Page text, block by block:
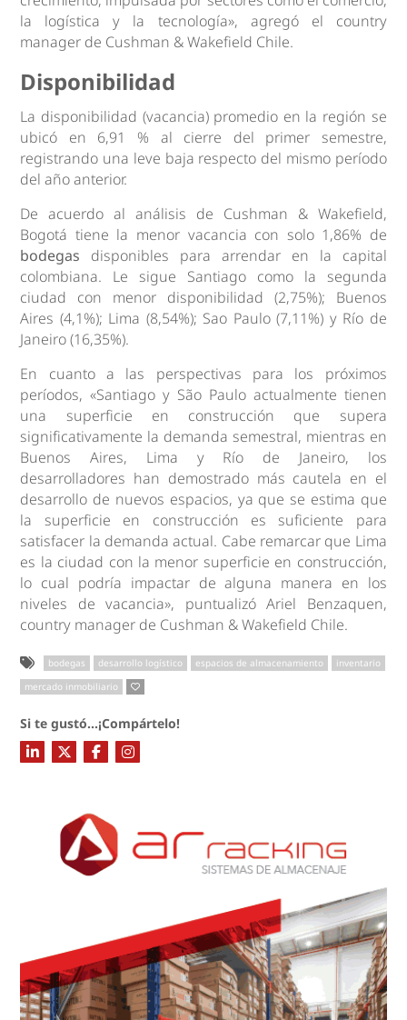
la logística y la tecnología», agregó el country
manager de Cushman & Wakefield Chile.
Disponibilidad
La disponibilidad (vacancia) promedio en la región se
ubicó en 6,91 % al cierre del primer semestre,
registrando una leve baja respecto del mismo período
del año anterior.
De acuerdo al análisis de Cushman & Wakefield,
Bogotá tiene la menor vacancia con solo 1,86% de
bodegas disponibles para arrendar en la capital
colombiana. Le sigue Santiago como la segunda
ciudad con menor disponibilidad (2,75%); Buenos
Aires (4,1%); Lima (8,54%); Sao Paulo (7,11%) y Río de
Janeiro (16,35%).
En cuanto a las perspectivas para los próximos
períodos, «Santiago y São Paulo actualmente tienen
una superficie en construcción que supera
significativamente la demanda semestral, mientras en
Buenos Aires, Lima y Río de Janeiro, los
desarrolladores han demostrado más cautela en el
desarrollo de nuevos espacios, ya que se estima que
la superficie en construcción es suficiente para
satisfacer la demanda actual. Cabe remarcar que Lima
es la ciudad con la menor superficie en construcción,
lo cual podría impactar de alguna manera en los
niveles de vacancia», puntualizó Ariel Benzaquen,
country manager de Cushman & Wakefield Chile.
bodegas desarrollo logístico espacios de almacenamiento
inventario
mercado inmobiliario
Si te gustó...¡Compártelo!